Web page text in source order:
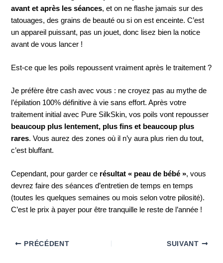
avant et après les séances, et on ne flashe jamais sur des
tatouages, des grains de beauté ou si on est enceinte. C’est
un appareil puissant, pas un jouet, donc lisez bien la notice
avant de vous lancer !
Est-ce que les poils repoussent vraiment après le traitement ?
Je préfère être cash avec vous : ne croyez pas au mythe de
l’épilation 100% définitive à vie sans effort. Après votre
traitement initial avec Pure SilkSkin, vos poils vont repousser
beaucoup plus lentement, plus fins et beaucoup plus
rares. Vous aurez des zones où il n’y aura plus rien du tout,
c’est bluffant.
Cependant, pour garder ce résultat « peau de bébé », vous
devrez faire des séances d’entretien de temps en temps
(toutes les quelques semaines ou mois selon votre pilosité).
C’est le prix à payer pour être tranquille le reste de l’année !
PRÉCÉDENT SUIVANT